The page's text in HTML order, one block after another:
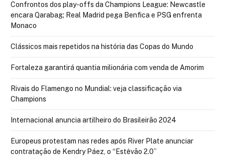
Confrontos dos play-offs da Champions League: Newcastle
encara Qarabag; Real Madrid pega Benfica e PSG enfrenta
Monaco
Clássicos mais repetidos na história das Copas do Mundo
Fortaleza garantirá quantia milionária com venda de Amorim
Rivais do Flamengo no Mundial: veja classificação via
Champions
Internacional anuncia artilheiro do Brasileirão 2024
Europeus protestam nas redes após River Plate anunciar
contratação de Kendry Páez, o “Estêvão 2.0”